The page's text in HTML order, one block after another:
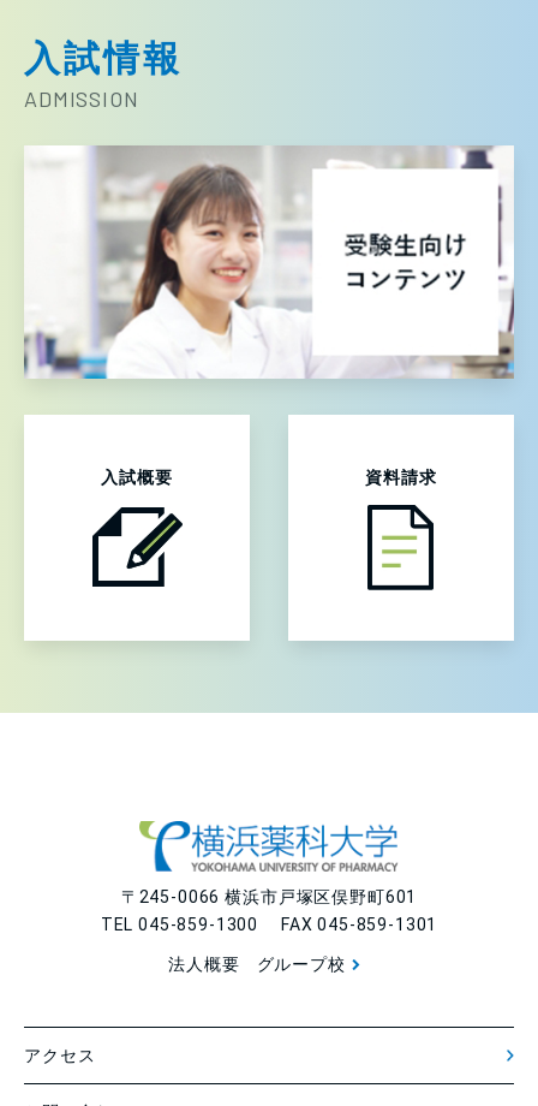
入試情報
ADMISSION
入試概要 資料請求
〒245-0066 横浜市戸塚区俣野町601
TEL 045-859-1300 FAX 045-859-1301
法人概要 グループ校
アクセス